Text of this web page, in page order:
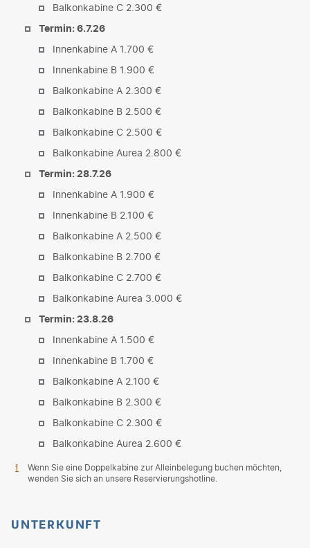
Balkonkabine C 2.300 €
Termin: 6.7.26
Innenkabine A 1.700 €
Innenkabine B 1.900 €
Balkonkabine A 2.300 €
Balkonkabine B 2.500 €
Balkonkabine C 2.500 €
Balkonkabine Aurea 2.800 €
Termin: 28.7.26
Innenkabine A 1.900 €
Innenkabine B 2.100 €
Balkonkabine A 2.500 €
Balkonkabine B 2.700 €
Balkonkabine C 2.700 €
Balkonkabine Aurea 3.000 €
Termin: 23.8.26
Innenkabine A 1.500 €
Innenkabine B 1.700 €
Balkonkabine A 2.100 €
Balkonkabine B 2.300 €
Balkonkabine C 2.300 €
Balkonkabine Aurea 2.600 €
Wenn Sie eine Doppelkabine zur Alleinbelegung buchen möchten,
wenden Sie sich an unsere Reservierungshotline.
UNTERKUNFT